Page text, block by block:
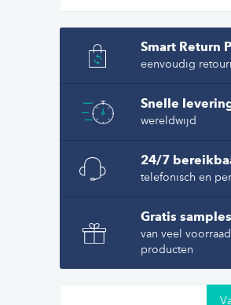
Smart Return
eenvoudig
Snelle
wereldwijd
24/7
telefonisch en
Gratis samples
van veel voorraad
producten